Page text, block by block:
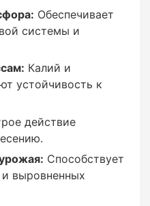
для обработки:
обработку во
стрессированные
Нутривант
Обеспечивает
системы и
Калий и
устойчивость к
действие
Способствует
выровненных